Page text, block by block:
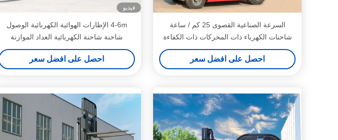
السرعة الصناعية القصوى 25 كم / ساعة
شاحنات الكهرباء ذات المحركات ذات الكفاءة
العالية
احصل على افضل سعر
فيديو
4-6m الإطارات الهوائية الكهربائية الوصول
شاحنة شاحنة الكهربائية العداد الموازنة
احصل على افضل سعر